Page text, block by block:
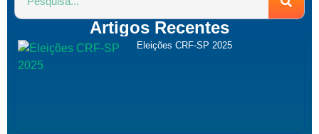
Artigos Recentes
Eleições CRF-SP 2025